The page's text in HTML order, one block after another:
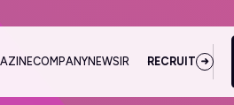
COMPANYNEWS IR RECRUIT